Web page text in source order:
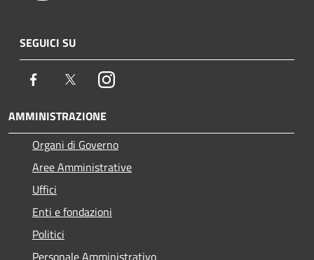
SEGUICI SU
Facebook TwitterInstagram
AMMINISTRAZIONE
Organi di Governo
Aree Amministrative
Uffici
Enti e fondazioni
Politici
Personale Amministrativo